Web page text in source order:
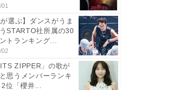
が選ぶ】ダンスがうま
STARTO社所属の30
トランキング...
02
ZIPPER」の歌が
思うメンバーランキ
位「櫻井...